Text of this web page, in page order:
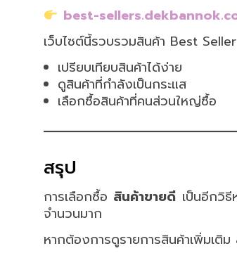
best-
เว็บไซต์นี้รวบรวมสินค้า Best
เปรียบเทียบสินค้าได้ง่าย
ดูสินค้าที่กำลังเป็นกระแส
เลือกซื้อสินค้าที่คนส่วนใหญ่ซื้อ
สรุป
การเลือกซื้อ สินค้าขายดี เป็นอีกวิ
จำนวนมาก
หากต้องการดูรายการสินค้าเพิ่มเติม